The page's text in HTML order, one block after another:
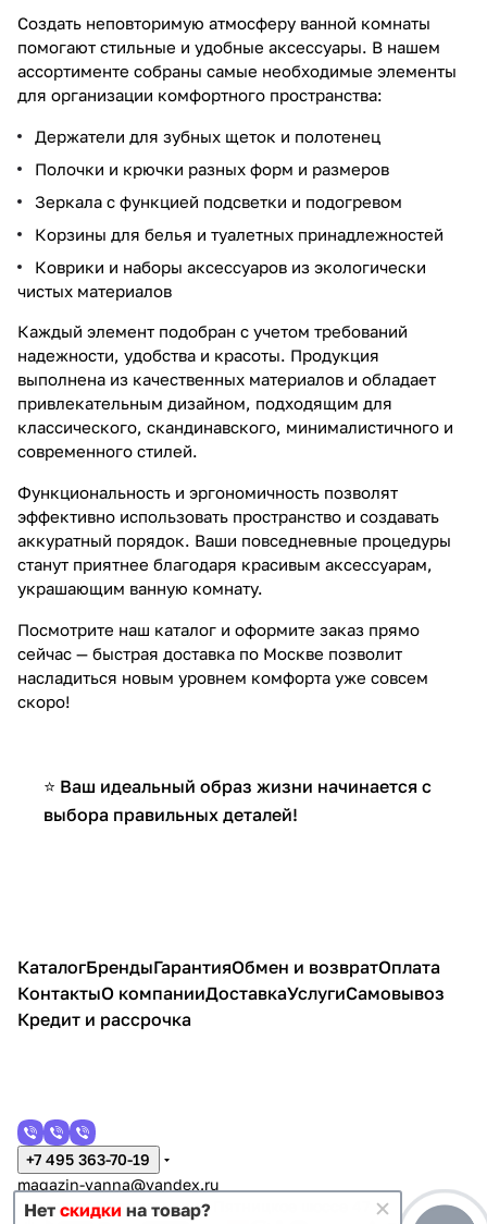
Создать неповторимую атмосферу ванной комнаты
помогают стильные и удобные аксессуары. В нашем
ассортименте собраны самые необходимые элементы
для организации комфортного пространства:
Держатели для зубных щеток и полотенец
Полочки и крючки разных форм и размеров
Зеркала с функцией подсветки и подогревом
Корзины для белья и туалетных принадлежностей
Коврики и наборы аксессуаров из экологически
чистых материалов
Каждый элемент подобран с учетом требований
надежности, удобства и красоты. Продукция
выполнена из качественных материалов и обладает
привлекательным дизайном, подходящим для
классического, скандинавского, минималистичного и
современного стилей.
Функциональность и эргономичность позволят
эффективно использовать пространство и создавать
аккуратный порядок. Ваши повседневные процедуры
станут приятнее благодаря красивым аксессуарам,
украшающим ванную комнату.
Посмотрите наш каталог и оформите заказ прямо
сейчас — быстрая доставка по Москве позволит
насладиться новым уровнем комфорта уже совсем
скоро!
⭐ Ваш идеальный образ жизни начинается с
выбора правильных деталей!
КаталогБрендыГарантияОбмен и возвратОплата
КонтактыО компанииДоставкаУслугиСамовывоз
Кредит и рассрочка
+7 495 363-70-19
magazin-vanna@yandex.ru
г. Москва, Митино, улица Пятницкое шоссе 47
Нет скидки на товар?